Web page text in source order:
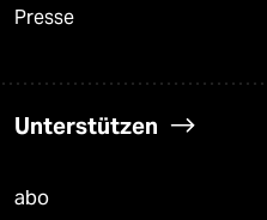
Presse
Unterstützen
abo